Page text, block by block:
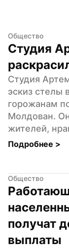
Общество
Студия
Студия
эскиз стелы
горожанам
Молдован.
жителей,
Подробнее >
Общество
получат
выплаты